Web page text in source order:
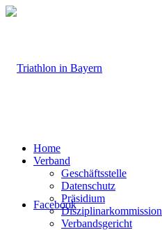
Facebook
Home
Verband
Geschäftsstelle
Datenschutz
Präsidium
Disziplinarkommission
Verbandsgericht